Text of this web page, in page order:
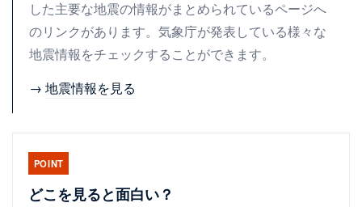
した主要な地震の情報がまとめられているページへ
のリンクがあります。気象庁が発表している様々な
地震情報をチェックすることができます。
→ 地震情報を見る
POINT
どこを見ると面白い？